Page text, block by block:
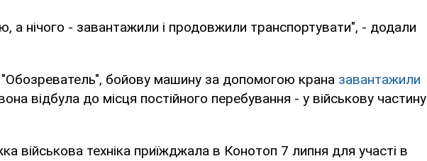
а нічого - завантажили і продовжили транспортувати", - додали
бойову машину за допомогою крана завантажили
відбула до місця постійного перебування - у військову частину
військова техніка приїжджала в Конотоп 7 липня для участі в